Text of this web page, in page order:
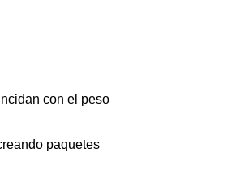
con el peso
paquetes